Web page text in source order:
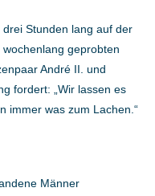
Stunden lang auf der
geprobten
André II. und
fordert: „Wir lassen es
immer was zum Lachen.“
Männer